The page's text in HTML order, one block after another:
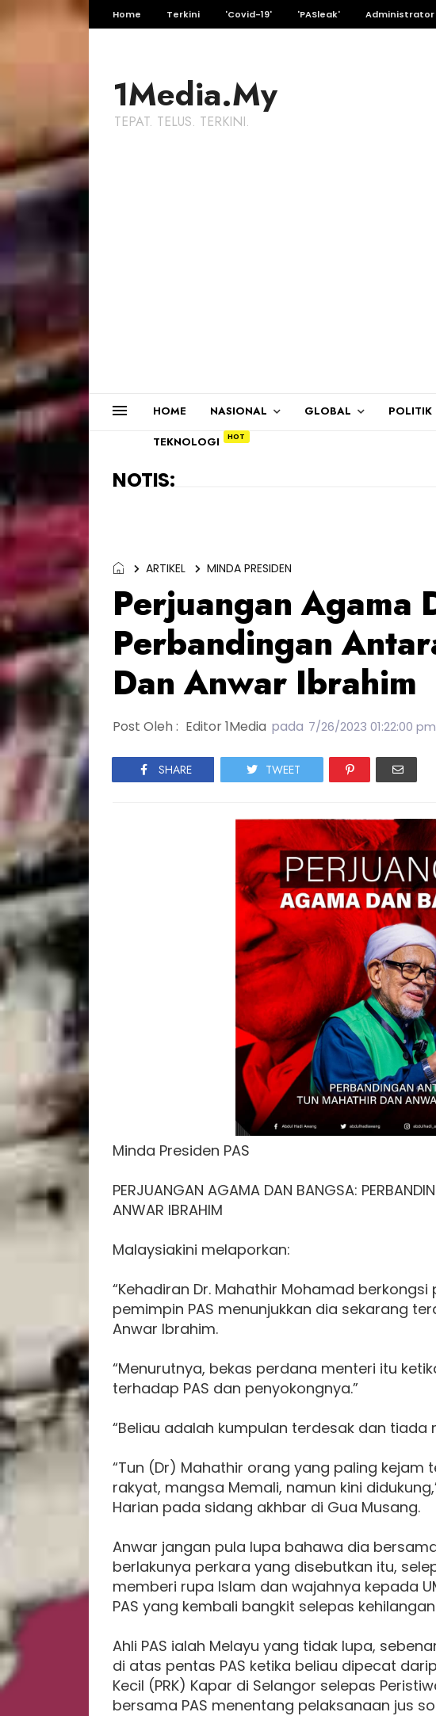
Home Terkini 'Covid-19' 'PASleak' Administrator
1Media.My
TEPAT. TELUS. TERKINI.
HOME NASIONAL GLOBAL POLITIK
TEKNOLOGI
NOTIS:
ARTIKEL MINDA PRESIDEN
Perjuangan Agama
Perbandingan
Dan Anwar Ibrahim
Post Oleh : Editor 1Media pada 7/26/2023 01:22:00 pm
SHARE TWEET
Minda Presiden PAS
PERJUANGAN AGAMA DAN BANGSA:
ANWAR IBRAHIM
Malaysiakini melaporkan:
“Kehadiran Dr. Mahathir Mohamad
pemimpin PAS menunjukkan dia sekarang
Anwar Ibrahim.
“Menurutnya, bekas perdana menteri itu
terhadap PAS dan penyokongnya.”
“Beliau adalah kumpulan terdesak dan tiada
“Tun (Dr) Mahathir orang yang paling kejam
rakyat, mangsa Memali, namun kini
Harian pada sidang akhbar di Gua Musang.
Anwar jangan pula lupa bahawa dia
berlakunya perkara yang disebutkan itu,
memberi rupa Islam dan wajahnya kepada
PAS yang kembali bangkit selepas
Ahli PAS ialah Melayu yang tidak lupa,
di atas pentas PAS ketika beliau dipecat
Kecil (PRK) Kapar di Selangor selepas
bersama PAS menentang pelaksanaan jus